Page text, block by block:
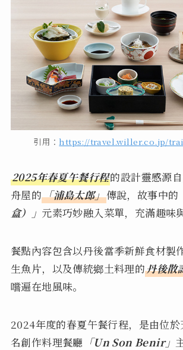
引用：https://travel.willer.co.jp/
2025年春夏午餐行程的設計靈感源
舟屋的「浦島太郎」傳說，故事中的
盒）」 元素巧妙融入菜單，充滿趣味
餐點內容包含以丹後當季新鮮食材製
生魚片，以及傳統鄉土料理的丹後散
嚐遍在地風味。
2024年度的春夏午餐行程，是由位
名創作料理餐廳 「Un Son Benir」